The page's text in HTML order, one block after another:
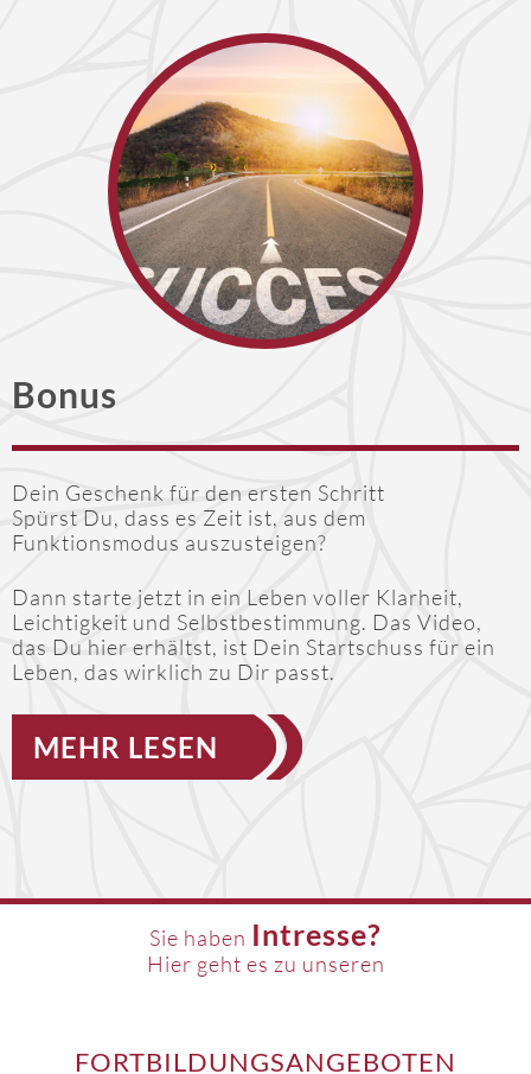
Bonus
Dein Geschenk für den ersten Schritt
Spürst Du, dass es Zeit ist, aus dem
Funktionsmodus auszusteigen?
Dann starte jetzt in ein Leben voller Klarheit,
Leichtigkeit und Selbstbestimmung. Das Video,
das Du hier erhältst, ist Dein Startschuss für ein
Leben, das wirklich zu Dir passt.
MEHR LESEN
FORTBILDUNGSANGEBOTEN
Sie haben Intresse?
Hier geht es zu unseren